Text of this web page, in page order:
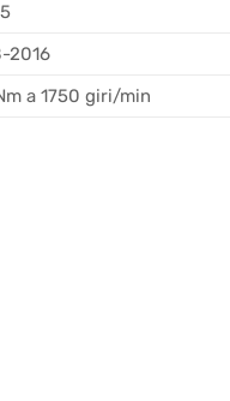
2016
a 1750 giri/min